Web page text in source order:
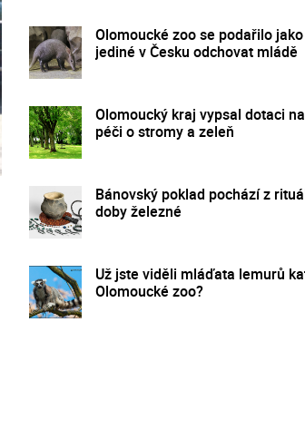
Olomoucké zoo se podařilo jako
jediné v Česku odchovat mládě
Olomoucký kraj vypsal dotaci na
péči o stromy a zeleň
Bánovský poklad pochází z
doby železné
Už jste viděli mláďata lemurů
Olomoucké zoo?